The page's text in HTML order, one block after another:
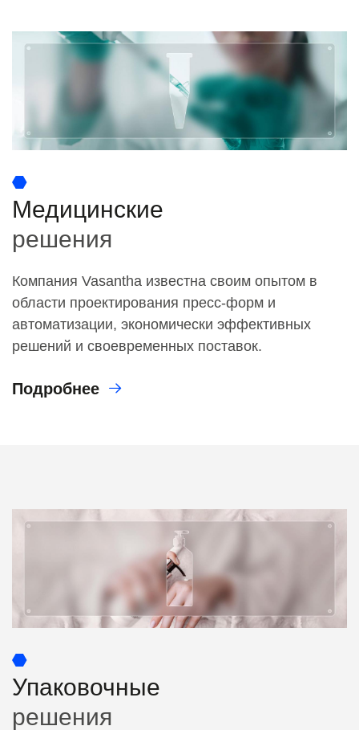
Медицинские
решения
Компания Vasantha известна своим опытом в
области проектирования пресс-форм и
автоматизации, экономически эффективных
решений и своевременных поставок.
Подробнее
Упаковочные
решения